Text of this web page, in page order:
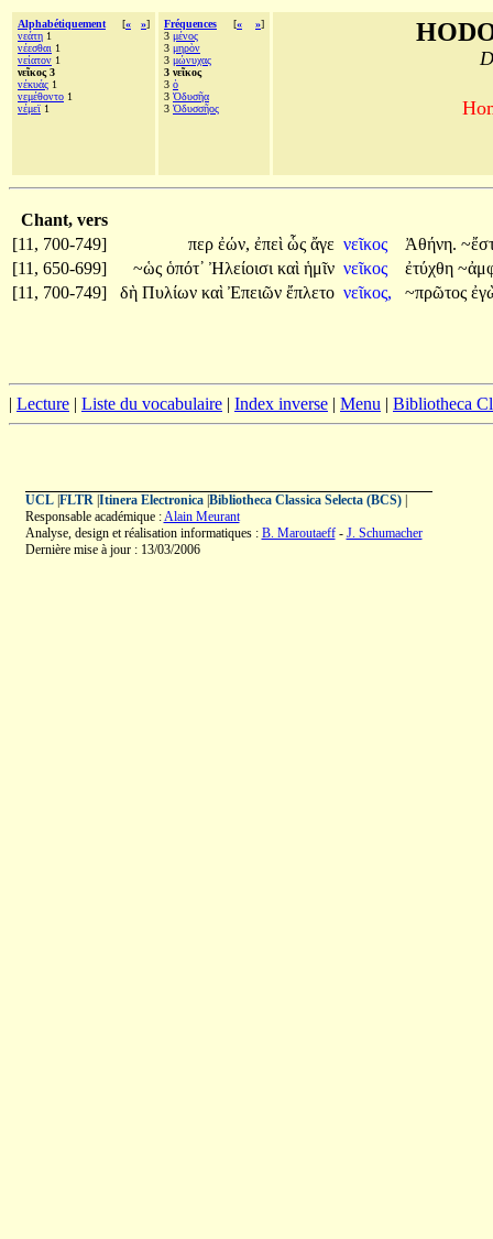
Alphabétiquement [« »]
νεάτη 1
νέεσθαι 1
νείατον 1
νεῖκος 3
νέκυάς 1
νεμέθοντο 1
νέμεϊ 1
Fréquences [« »]
3 μένος
3 μηρὸν
3 μώνυχας
3 νεῖκος
3 ὁ
3 Ὀδυσῆα
3 Ὀδυσσῆος
Chant, vers
[11, 700-749]
περ ἐών, ἐπεὶ ὧς ἄγε νεῖκος Ἀθήνη.
[11, 650-699]
~ὡς ὁπότ᾽ Ἠλείοισι καὶ ἡμῖν νεῖκος ἐτύχθη
[11, 700-749]
δὴ Πυλίων καὶ Ἐπειῶν ἔπλετο νεῖκος, ~πρῶτος
| Lecture | Liste du vocabulaire | Index inverse | Menu | Bibliotheca
UCL| FLTR| Itinera Electronica| Bibliotheca Classica Selecta (BCS)|
Responsable académique :Alain Meurant
Analyse, design et réalisation informatiques : B. Maroutaeff- J. Schumacher
Dernière mise à jour : 13/03/2006